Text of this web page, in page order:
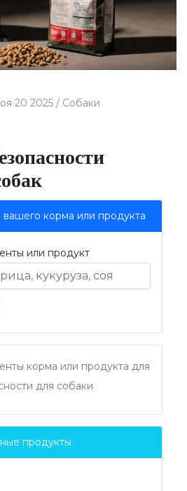
20 2025 / Собаки
вашего корма или продукта
или продукт
корма или продукта для
для собаки
продукты